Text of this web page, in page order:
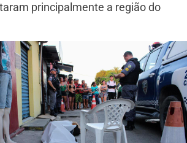
principalmente a região do